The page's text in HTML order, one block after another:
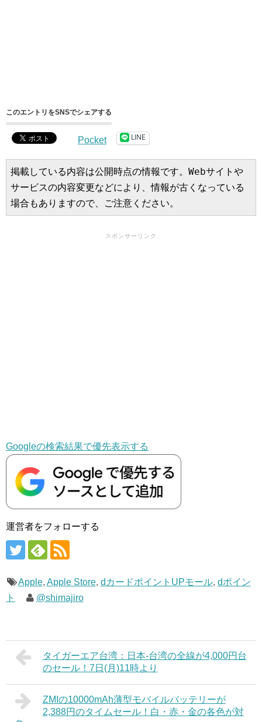
このエントリをSNSでシェアする
Pocket LINE
掲載している内容は公開時点の情報です。Webサイトや
サービスの内容変更などにより、情報が古くなっている
場合もありますので、ご注意ください。
スポンサーリンク
Googleの検索結果で優先表示する
運営者をフォローする
Apple, Apple Store, dカードポイントUPモール, dポイン
ト
@shimajiro
タイガーエア台湾：日本-台湾の全線が4,000円台
のセール！7日(月)11時より
ZMIの10000mAh薄型モバイルバッテリーが
2,388円のタイムセール！白・赤・金の各色が対